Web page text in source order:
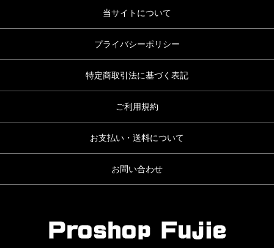
当サイトについて
プライバシーポリシー
特定商取引法に基づく表記
ご利用規約
お支払い・送料について
お問い合わせ